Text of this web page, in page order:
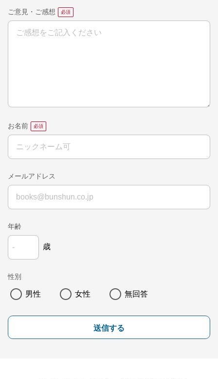
ご意見・ご感想
お名前
メールアドレス
年齢
歳
性別
男性 女性 無回答
送信する